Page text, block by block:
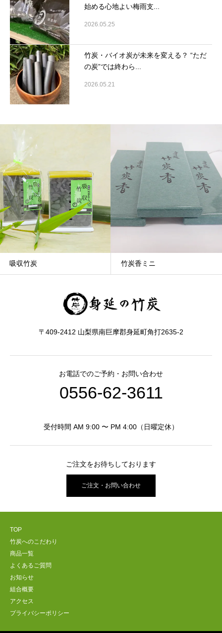
始める心地よい梅雨支...
2026.05.25
竹炭・バイオ炭が未来を変える？ “ただ
の炭”では終わら...
2026.05.21
吸収竹炭 竹炭香ミニ
〒409-2412 山梨県南巨摩郡身延町角打2635-2
お電話でのご予約・お問い合わせ
0556-62-3611
受付時間 AM 9:00 〜 PM 4:00（日曜定休）
ご注文をお待ちしております
ご注文・お問い合わせ
TOP
竹炭へのこだわり
商品一覧
よくあるご質問
お知らせ
組合概要
アクセス
プライバシーポリシー